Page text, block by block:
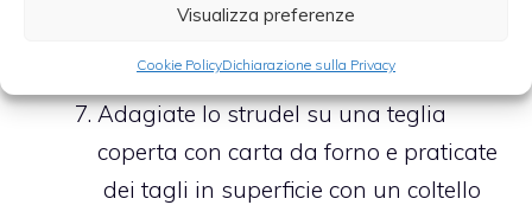
Visualizza preferenze
Cookie PolicyDichiarazione sulla Privacy
semplicemente con i polpastrelli.
Adagiate lo strudel su una teglia
coperta con carta da forno e praticate
dei tagli in superficie con un coltello